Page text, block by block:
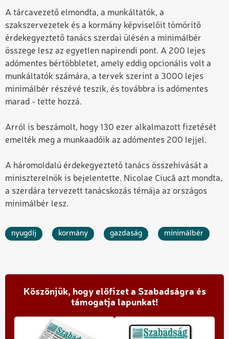
A tárcavezető elmondta, a munkáltatók, a
szakszervezetek és a kormány képviselőit tömörítő
érdekegyeztető tanács szerdai ülésén a minimálbér
összege lesz az egyetlen napirendi pont. A 200 lejes
adómentes bértöbbletet, amely eddig opcionális volt a
munkáltatók számára, a tervek szerint a 3000 lejes
minimálbér részévé teszik, és továbbra is adómentes
marad - tette hozzá.
Arról is beszámolt, hogy 130 ezer alkalmazott fizetését
emelték meg a munkaadóik az adómentes 200 lejjel.
A háromoldalú érdekegyeztető tanács összehívását a
miniszterelnök is bejelentette. Nicolae Ciucă azt mondta,
a szerdára tervezett tanácskozás témája az országos
minimálbér lesz.
nyugdíj kormány gazdaság minimálbér
Köszönjük, hogy előfizet a Szabadságra és
támogatja lapunkat!